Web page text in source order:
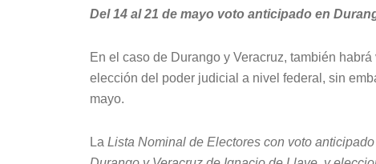
Del 14 al 21 de mayo voto anticipado en
En el caso de Durango y Veracruz, también
elección del poder judicial a nivel federal, sin
mayo.
La Lista Nominal de Electores con voto